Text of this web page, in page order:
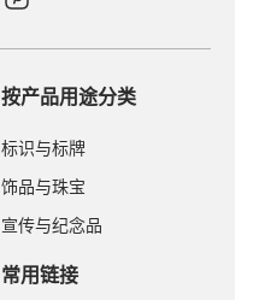
按产品用途分类
标识与标牌
饰品与珠宝
宣传与纪念品
常用链接